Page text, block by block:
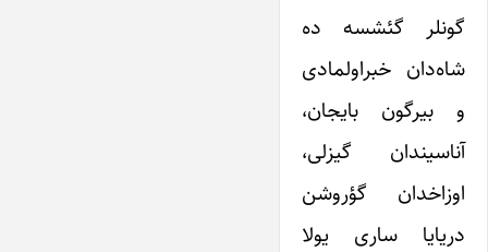
گونلر گئشسه ده
شاه‌دان خبراولمادی
و بیرگون بایجان،
آناسیندان گیزلی،
اوزاخدان گؤروشن
دریایا ساری یولا